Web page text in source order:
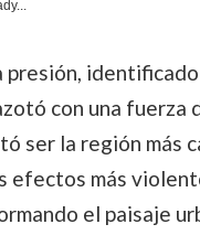
con una fuerza
ser la región más
más
el paisaje